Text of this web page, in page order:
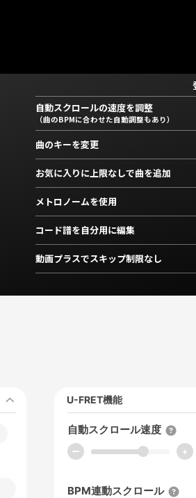
自動スクロールの速度を調整
（曲のBPMに合わせた自動調整もあり）
曲のキーを変更
お気に入りに上限なしで曲を追加
メトロノームを使用
コード譜を自分用に編集
動画プラスでスキップ制限なし
U-FRET機能
自動スクロール速度
ー +
BPM連動スクロール